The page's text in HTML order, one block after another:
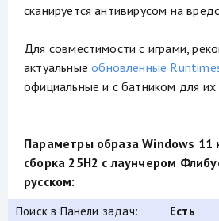
сканируется антивирусом на
Для совместимости с играми,
актуальныеобновленные
официальные и с батником для их
Параметры образа Windows 11
сборка 25H2 с лаунчером
русском:
Поиск в Панели задач:
Есть